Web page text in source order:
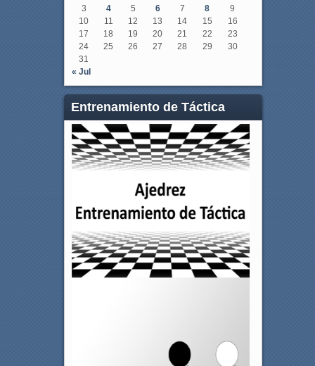
3
4 5 6 7 8
9
10
11 12 13 14 15
16
17
18 19 20 21 22
23
24
25 26 27 28 29
30
31
« Jul
Entrenamiento de Táctica